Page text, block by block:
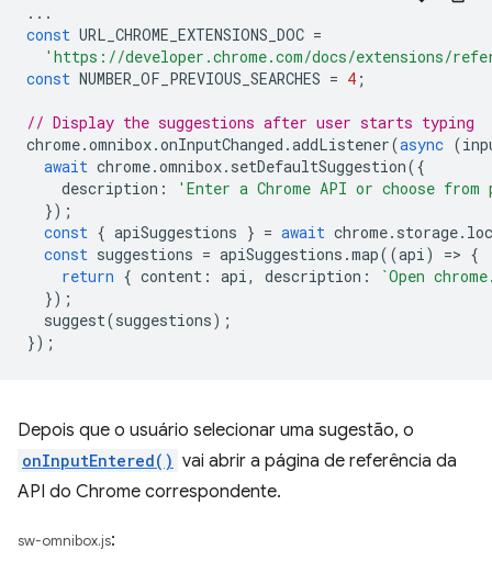
...
const URL_CHROME_EXTENSIONS_DOC =
'https://developer.chrome.com/docs/extensions/
const NUMBER_OF_PREVIOUS_SEARCHES = 4 ;
// Display the suggestions after user starts typing
chrome.omnibox.onInputChanged .addListener(async (
await chrome.omnibox. setDefaultSuggestion({
description :
'Enter a Chrome API or choose from
});
const { apiSuggestions } = await chrome. storage.
const suggestions = apiSuggestions .map((api) => {
return { content : api, description :
`Open
});
suggest(suggestions);
});
Depois que o usuário selecionar uma sugestão, o
onInputEntered() vai abrir a página de referência da
API do Chrome correspondente.
sw-omnibox.js: